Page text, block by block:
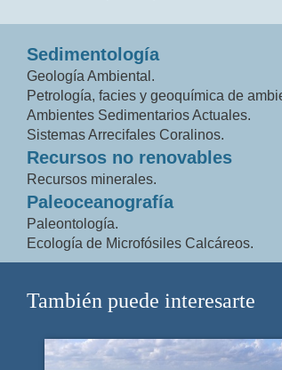
Sedimentología
Geología Ambiental.
Petrología, facies y geoquímica de
Ambientes Sedimentarios Actuales.
Sistemas Arrecifales Coralinos.
Recursos no renovables
Recursos minerales.
Paleoceanografía
Paleontología.
Ecología de Microfósiles Calcáreos.
También puede interesarte